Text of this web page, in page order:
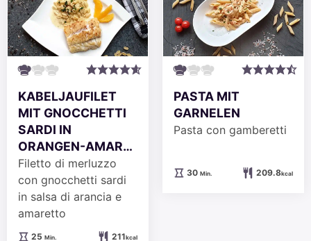
KABELJAUFILET
MIT GNOCCHETTI
SARDI IN
ORANGEN-AMAR…
Filetto di merluzzo
con gnocchetti sardi
in salsa di arancia e
amaretto
25Minuten
Min. 211kcal
PASTA MIT
GARNELEN
Pasta con gamberetti
30Minuten
Min. 209.8kcal